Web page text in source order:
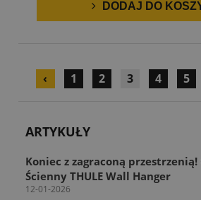
DODAJ DO
‹ 1 2 3 4 5
ARTYKUŁY
Koniec z zagraconą
Ścienny THULE Wall Hanger
12-01-2026